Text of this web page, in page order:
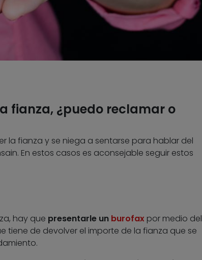
fianza, ¿puedo reclamar o
la fianza y se niega a sentarse para hablar del
En estos casos es aconsejable seguir estos
hay que presentarle un burofax por medio del
tiene de devolver el importe de la fianza que se